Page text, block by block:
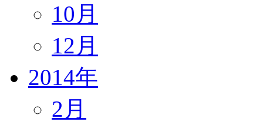
10月
12月
2014年
2月